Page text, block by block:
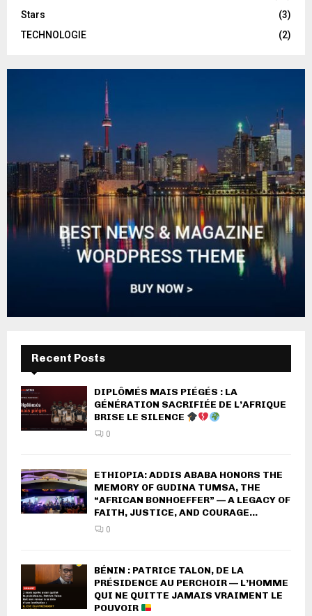
Stars
(3)
TECHNOLOGIE
(2)
Recent Posts
DIPLÔMÉS MAIS PIÉGÉS : LA
GÉNÉRATION SACRIFIÉE DE L’AFRIQUE
BRISE LE SILENCE
0
ETHIOPIA: ADDIS ABABA HONORS THE
MEMORY OF GUDINA TUMSA, THE
“AFRICAN BONHOEFFER” — A LEGACY OF
FAITH, JUSTICE, AND COURAGE...
0
BÉNIN : PATRICE TALON, DE LA
PRÉSIDENCE AU PERCHOIR — L’HOMME
QUI NE QUITTE JAMAIS VRAIMENT LE
POUVOIR